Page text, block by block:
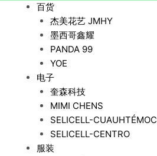
百货
杰美花艺 JMHY
墨西哥鑫耀
PANDA 99
YOE
电子
奎森科技
MIMI CHENS
SELICELL-CUAUHTÉMOC
SELICELL-CENTRO
服装
M